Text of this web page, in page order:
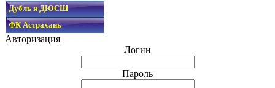
Дубль и ДЮСШ
ФК Астрахань
Авторизация
Логин
Пароль